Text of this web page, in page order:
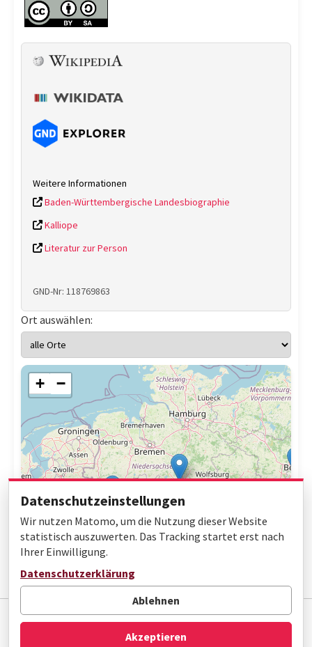
Weitere Informationen
Baden-Württembergische Landesbiographie
Kalliope
Literatur zur Person
GND-Nr: 118769863
Ort auswählen:
+ −
Impressum Datenschutz
Barrierefreiheit
© Gottfried Wilhelm Leibniz Bibliothek
Datenschutzeinstellungen
Wir nutzen Matomo, um die Nutzung dieser Website
statistisch auszuwerten. Das Tracking startet erst nach
Ihrer Einwilligung.
Datenschutzerklärung
Ablehnen
Akzeptieren